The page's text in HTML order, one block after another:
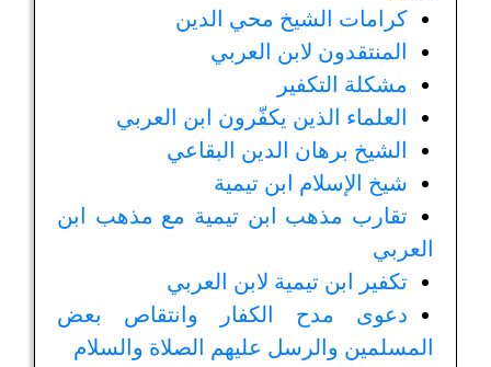
كرامات الشيخ محي الدين
المنتقدون لابن العربي
مشكلة التكفير
العلماء الذين يكفّرون ابن العربي
الشيخ برهان الدين البقاعي
شيخ الإسلام ابن تيمية
تقارب مذهب ابن تيمية مع مذهب ابن
العربي
تكفير ابن تيمية لابن العربي
دعوى مدح الكفار وانتقاص بعض
المسلمين والرسل عليهم الصلاة والسلام